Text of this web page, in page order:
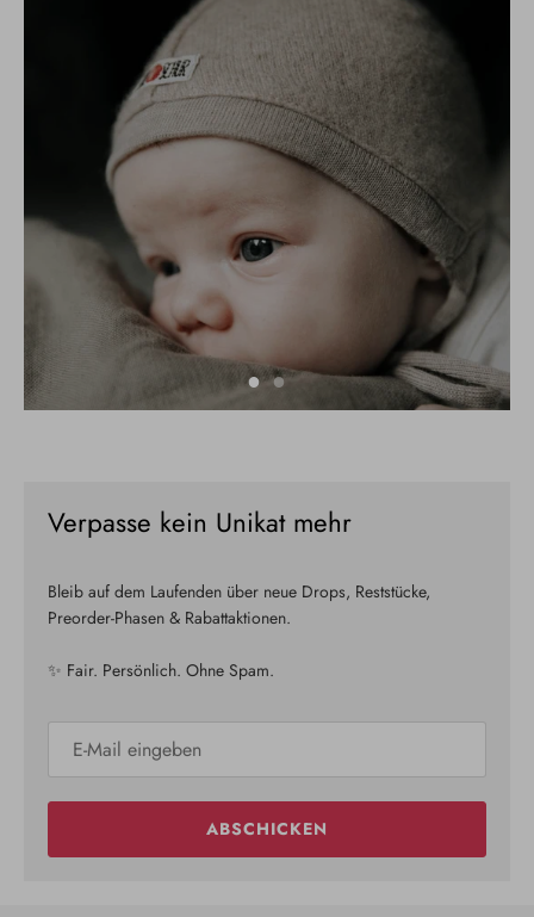
Verpasse kein Unikat mehr
Bleib auf dem Laufenden über neue Drops, Reststücke,
Preorder-Phasen & Rabattaktionen.
✨ Fair. Persönlich. Ohne Spam.
ABSCHICKEN